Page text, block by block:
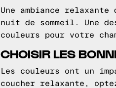
Une ambiance
nuit de sommeil. Une
couleurs pour votre
CHOISIR LES
Les couleurs ont un
coucher relaxante,